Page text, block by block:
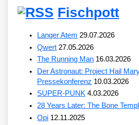
Fischpott
Langer Atem 29.07.2026
Qwert 27.05.2026
The Running Man 16.03.2026
Der Astronaut: Project Hail
Pressekonferenz 10.03.2026
SUPER-PUNK 4.03.2026
28 Years Later: The Bone
Opi 12.11.2025